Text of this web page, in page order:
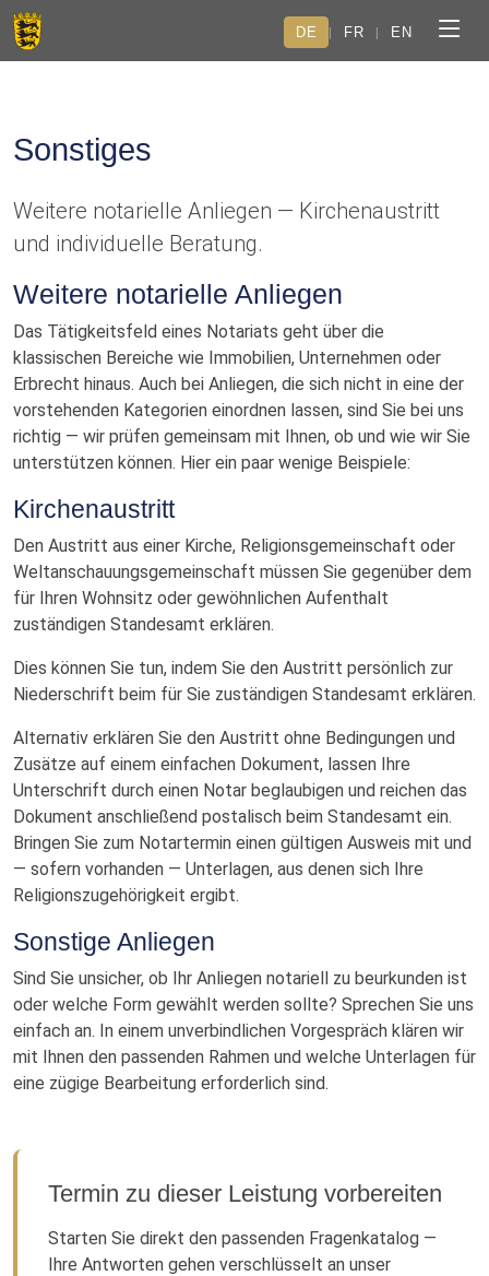
DE | FR | EN
Sonstiges
Weitere notarielle Anliegen — Kirchenaustritt
und individuelle Beratung.
Weitere notarielle Anliegen
Das Tätigkeitsfeld eines Notariats geht über die
klassischen Bereiche wie Immobilien, Unternehmen oder
Erbrecht hinaus. Auch bei Anliegen, die sich nicht in eine der
vorstehenden Kategorien einordnen lassen, sind Sie bei uns
richtig — wir prüfen gemeinsam mit Ihnen, ob und wie wir Sie
unterstützen können. Hier ein paar wenige Beispiele:
Kirchenaustritt
Den Austritt aus einer Kirche, Religionsgemeinschaft oder
Weltanschauungsgemeinschaft müssen Sie gegenüber dem
für Ihren Wohnsitz oder gewöhnlichen Aufenthalt
zuständigen Standesamt erklären.
Dies können Sie tun, indem Sie den Austritt persönlich zur
Niederschrift beim für Sie zuständigen Standesamt erklären.
Alternativ erklären Sie den Austritt ohne Bedingungen und
Zusätze auf einem einfachen Dokument, lassen Ihre
Unterschrift durch einen Notar beglaubigen und reichen das
Dokument anschließend postalisch beim Standesamt ein.
Bringen Sie zum Notartermin einen gültigen Ausweis mit und
— sofern vorhanden — Unterlagen, aus denen sich Ihre
Religionszugehörigkeit ergibt.
Sonstige Anliegen
Sind Sie unsicher, ob Ihr Anliegen notariell zu beurkunden ist
oder welche Form gewählt werden sollte? Sprechen Sie uns
einfach an. In einem unverbindlichen Vorgespräch klären wir
mit Ihnen den passenden Rahmen und welche Unterlagen für
eine zügige Bearbeitung erforderlich sind.
Termin zu dieser Leistung vorbereiten
Starten Sie direkt den passenden Fragenkatalog —
Ihre Antworten gehen verschlüsselt an unser